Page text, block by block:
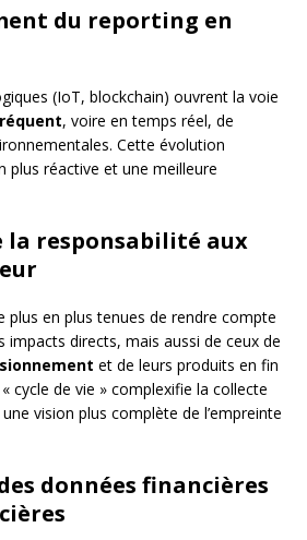
du reporting en
(IoT, blockchain) ouvrent la voie
, voire en temps réel, de
Cette évolution
plus réactive et une meilleure
la responsabilité aux
plus en plus tenues de rendre compte
impacts directs, mais aussi de ceux de
et de leurs produits en fin
cycle de vie » complexifie la collecte
vision plus complète de l’empreinte
données financières